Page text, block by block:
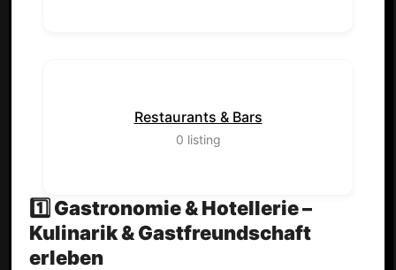
Restaurants & Bars
0 listing
1️⃣ Gastronomie & Hotellerie –
Kulinarik & Gastfreundschaft
erleben